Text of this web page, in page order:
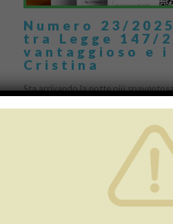
Numero 23/
tra Legge 147/
vantaggioso e
Cristina
Sta arrivando la notte più